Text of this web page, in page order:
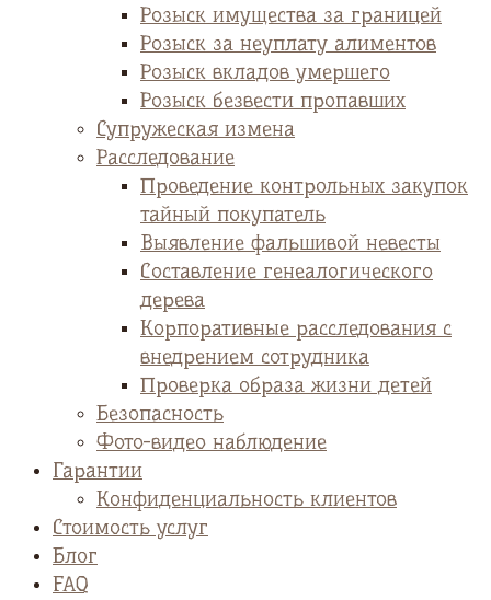
Розыск имущества за границей
Розыск за неуплату алиментов
Розыск вкладов умершего
Розыск безвести пропавших
Супружеская измена
Расследование
Проведение контрольных закупок
тайный покупатель
Выявление фальшивой невесты
Cоставление генеалогического
дерева
Корпоративные расследования с
внедрением сотрудника
Проверка образа жизни детей
Безопасность
Фото-видео наблюдение
Гарантии
Конфиденциальность клиентов
Стоимость услуг
Блог
FAQ